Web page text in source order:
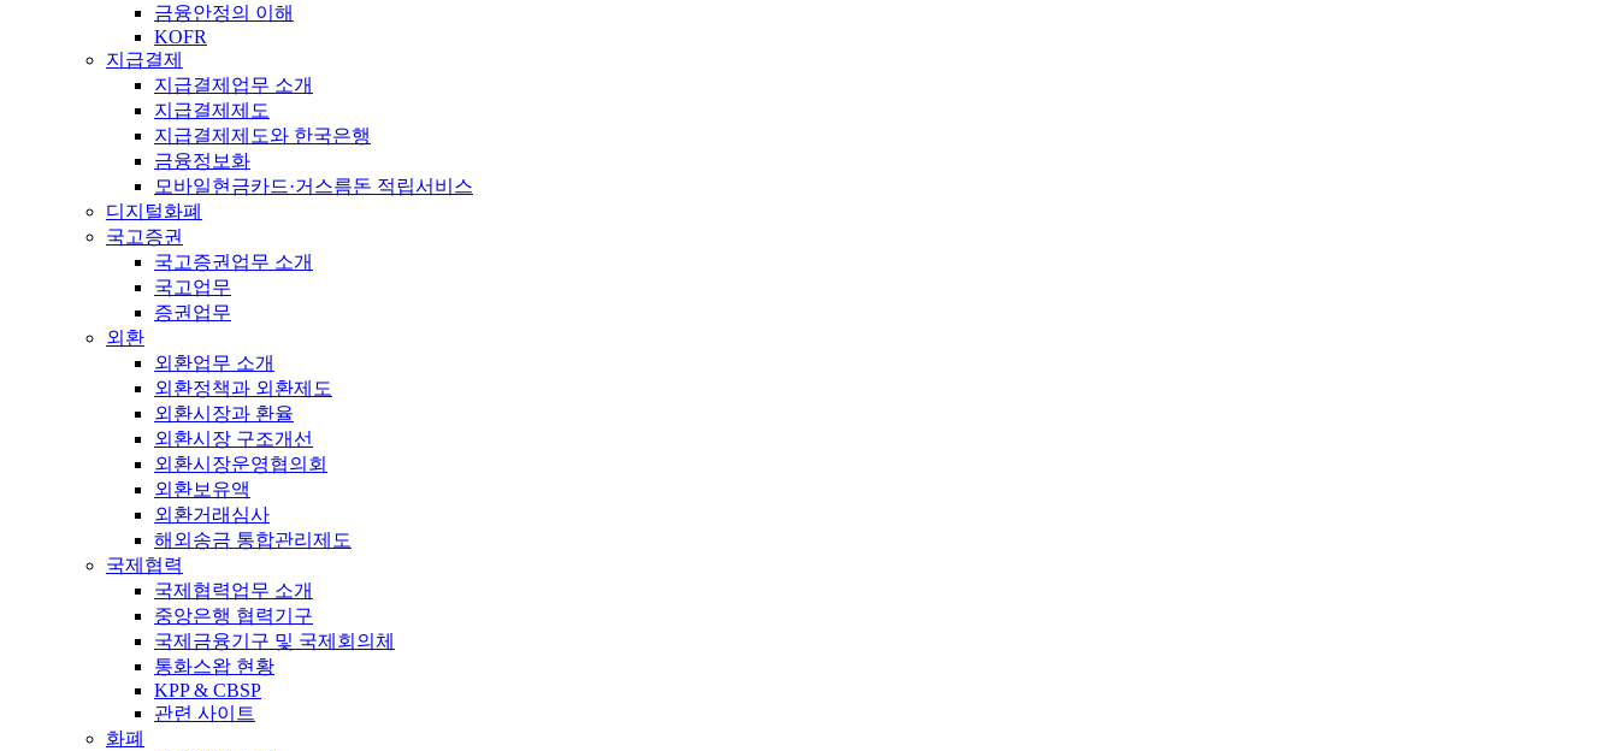
금융안정의 이해
KOFR
지급결제
지급결제업무 소개
지급결제제도
지급결제제도와 한국은행
금융정보화
모바일현금카드·거스름돈 적립서비스
디지털화폐
국고증권
국고증권업무 소개
국고업무
증권업무
외환
외환업무 소개
외환정책과 외환제도
외환시장과 환율
외환시장 구조개선
외환시장운영협의회
외환보유액
외환거래심사
해외송금 통합관리제도
국제협력
국제협력업무 소개
중앙은행 협력기구
국제금융기구 및 국제회의체
통화스왑 현황
KPP & CBSP
관련 사이트
화폐